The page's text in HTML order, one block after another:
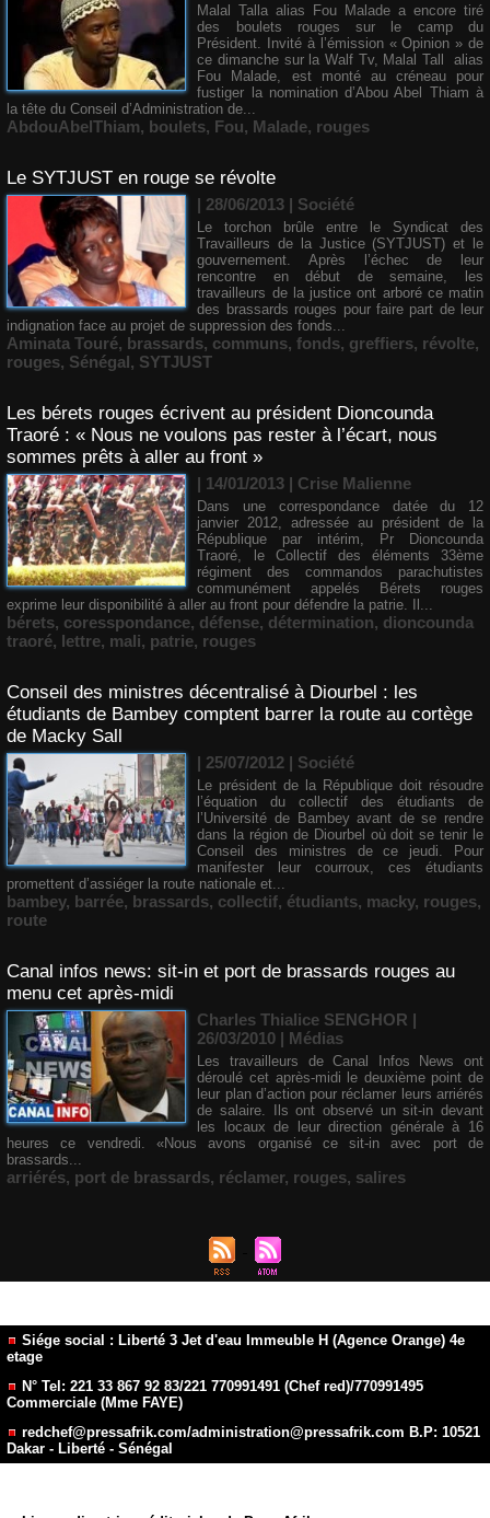
Malal Talla alias Fou Malade a encore tiré
des boulets rouges sur le camp du
Président. Invité à l’émission « Opinion » de
ce dimanche sur la Walf Tv, Malal Tall alias
Fou Malade, est monté au créneau pour
fustiger la nomination d’Abou Abel Thiam à
la tête du Conseil d’Administration de...
AbdouAbelThiam, boulets, Fou, Malade, rouges
Le SYTJUST en rouge se révolte
| 28/06/2013 | Société
Le torchon brûle entre le Syndicat des
Travailleurs de la Justice (SYTJUST) et le
gouvernement. Après l’échec de leur
rencontre en début de semaine, les
travailleurs de la justice ont arboré ce matin
des brassards rouges pour faire part de leur
indignation face au projet de suppression des fonds...
Aminata Touré, brassards, communs, fonds, greffiers, révolte,
rouges, Sénégal, SYTJUST
Les bérets rouges écrivent au président Dioncounda
Traoré : « Nous ne voulons pas rester à l’écart, nous
sommes prêts à aller au front »
| 14/01/2013 | Crise Malienne
Dans une correspondance datée du 12
janvier 2012, adressée au président de la
République par intérim, Pr Dioncounda
Traoré, le Collectif des éléments 33ème
régiment des commandos parachutistes
communément appelés Bérets rouges
exprime leur disponibilité à aller au front pour défendre la patrie. Il...
bérets, coresspondance, défense, détermination, dioncounda
traoré, lettre, mali, patrie, rouges
Conseil des ministres décentralisé à Diourbel : les
étudiants de Bambey comptent barrer la route au cortège
de Macky Sall
| 25/07/2012 | Société
Le président de la République doit résoudre
l’équation du collectif des étudiants de
l’Université de Bambey avant de se rendre
dans la région de Diourbel où doit se tenir le
Conseil des ministres de ce jeudi. Pour
manifester leur courroux, ces étudiants
promettent d’assiéger la route nationale et...
bambey, barrée, brassards, collectif, étudiants, macky, rouges,
route
Canal infos news: sit-in et port de brassards rouges au
menu cet après-midi
Charles Thialice SENGHOR |
26/03/2010 | Médias
Les travailleurs de Canal Infos News ont
déroulé cet après-midi le deuxième point de
leur plan d’action pour réclamer leurs arriérés
de salaire. Ils ont observé un sit-in devant
les locaux de leur direction générale à 16
heures ce vendredi. «Nous avons organisé ce sit-in avec port de
brassards...
arriérés, port de brassards, réclamer, rouges, salires
Siége social : Liberté 3 Jet d'eau Immeuble H (Agence Orange) 4e
etage
N° Tel: 221 33 867 92 83/221 770991491 (Chef red)/770991495
Commerciale (Mme FAYE)
redchef@pressafrik.com/administration@pressafrik.com B.P: 10521
Dakar - Liberté - Sénégal